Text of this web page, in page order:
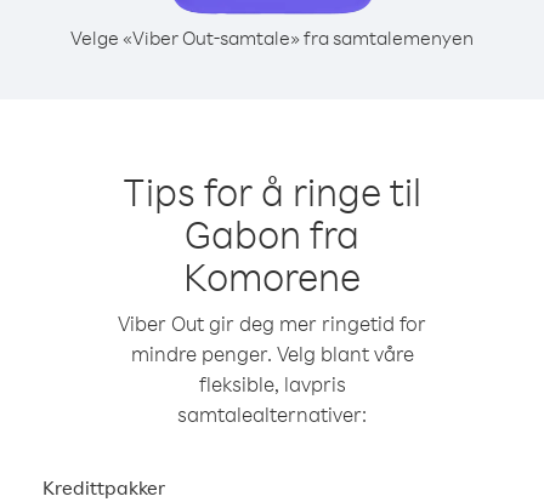
Velge «Viber Out-samtale» fra samtalemenyen
Tips for å ringe til
Gabon fra
Komorene
Viber Out gir deg mer ringetid for
mindre penger. Velg blant våre
fleksible, lavpris
samtalealternativer:
Kredittpakker